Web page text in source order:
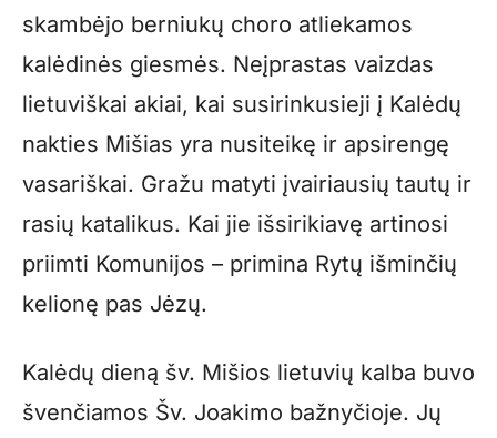
skambėjo berniukų choro atliekamos
kalėdinės giesmės. Neįprastas vaizdas
lietuviškai akiai, kai susirinkusieji į Kalėdų
nakties Mišias yra nusiteikę ir apsirengę
vasariškai. Gražu matyti įvairiausių tautų ir
rasių katalikus. Kai jie išsirikiavę artinosi
priimti Komunijos – primina Rytų išminčių
kelionę pas Jėzų.
Kalėdų dieną šv. Mišios lietuvių kalba buvo
švenčiamos Šv. Joakimo bažnyčioje. Jų